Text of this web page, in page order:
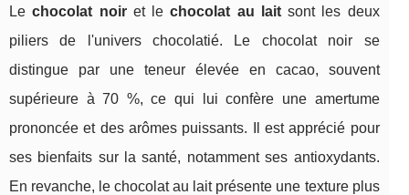
Lechocolat noiret lechocolat au laitsont les deux
piliers de l'univers chocolatié. Le chocolat noir se
distingue par une teneur élevée en cacao, souvent
supérieure à 70 %, ce qui lui confère une amertume
prononcée et des arômes puissants. Il est apprécié pour
ses bienfaits sur la santé, notamment ses antioxydants.
En revanche, le chocolat au lait présente une texture plus